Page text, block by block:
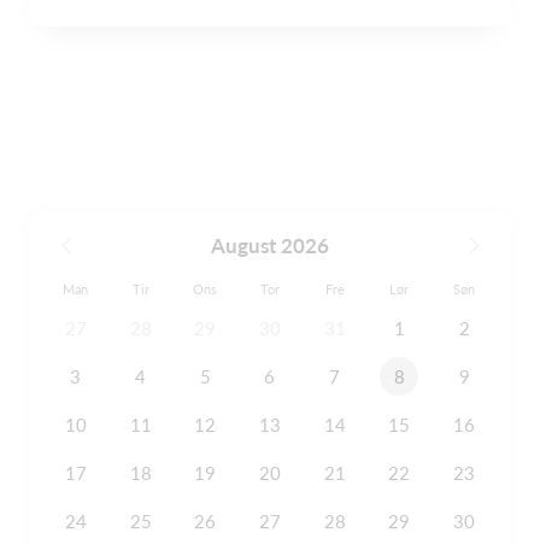
August 2026
Man Tir Ons Tor Fre Lør Søn
1 2
3 4 5 6 7 8 9
10 11 12 13 14 15 16
17 18 19 20 21 22 23
24 25 26 27 28 29 30